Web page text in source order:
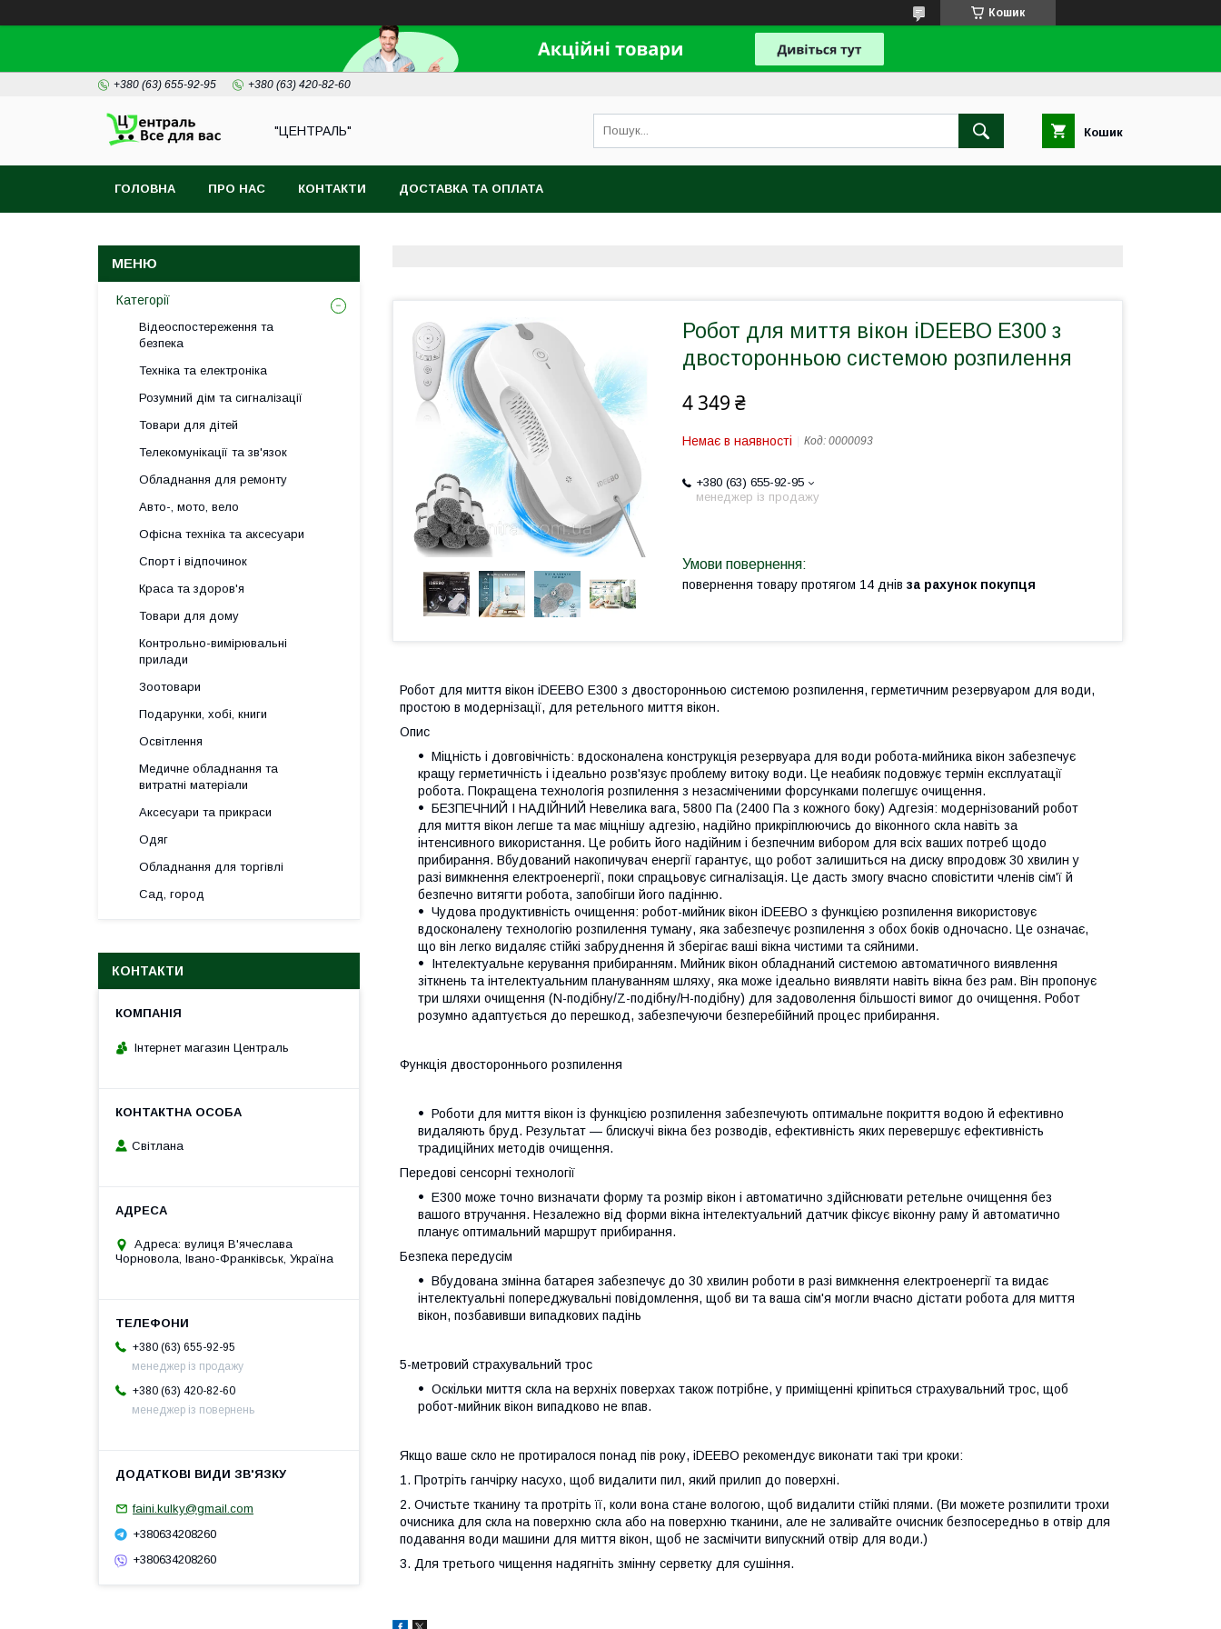
Кошик
+380 (63) 655-92-95 +380 (63) 420-82-60
"ЦЕНТРАЛЬ" Кошик
ГОЛОВНА ПРО НАС КОНТАКТИ ДОСТАВКА ТА ОПЛАТА
Робот для миття вікон iDEEBO E300 з
двосторонньою системою розпилення
4 349 ₴
Немає в наявності Код: 0000093
+380 (63) 655-92-95
менеджер із продажу
повернення товару протягом 14 днів за рахунок покупця
Робот для миття вікон iDEEBO E300 з двосторонньою системою розпилення, герметичним резервуаром для води,
простою в модернізації, для ретельного миття вікон.
Опис
Міцність і довговічність: вдосконалена конструкція резервуара для води робота-мийника вікон забезпечує
кращу герметичність і ідеально розв'язує проблему витоку води. Це неабияк подовжує термін експлуатації
робота. Покращена технологія розпилення з незасміченими форсунками полегшує очищення.
БЕЗПЕЧНИЙ І НАДІЙНИЙ Невелика вага, 5800 Па (2400 Па з кожного боку) Адгезія: модернізований робот
для миття вікон легше та має міцнішу адгезію, надійно прикріплюючись до віконного скла навіть за
інтенсивного використання. Це робить його надійним і безпечним вибором для всіх ваших потреб щодо
прибирання. Вбудований накопичувач енергії гарантує, що робот залишиться на диску впродовж 30 хвилин у
разі вимкнення електроенергії, поки спрацьовує сигналізація. Це дасть змогу вчасно сповістити членів сім'ї й
безпечно витягти робота, запобігши його падінню.
Чудова продуктивність очищення: робот-мийник вікон iDEEBO з функцією розпилення використовує
вдосконалену технологію розпилення туману, яка забезпечує розпилення з обох боків одночасно. Це означає,
що він легко видаляє стійкі забруднення й зберігає ваші вікна чистими та сяйними.
Інтелектуальне керування прибиранням. Мийник вікон обладнаний системою автоматичного виявлення
зіткнень та інтелектуальним плануванням шляху, яка може ідеально виявляти навіть вікна без рам. Він пропонує
три шляхи очищення (N-подібну/Z-подібну/H-подібну) для задоволення більшості вимог до очищення. Робот
розумно адаптується до перешкод, забезпечуючи безперебійний процес прибирання.
Функція двостороннього розпилення
Роботи для миття вікон із функцією розпилення забезпечують оптимальне покриття водою й ефективно
видаляють бруд. Результат — блискучі вікна без розводів, ефективність яких перевершує ефективність
традиційних методів очищення.
Передові сенсорні технології
E300 може точно визначати форму та розмір вікон і автоматично здійснювати ретельне очищення без
вашого втручання. Незалежно від форми вікна інтелектуальний датчик фіксує віконну раму й автоматично
планує оптимальний маршрут прибирання.
Безпека передусім
Вбудована змінна батарея забезпечує до 30 хвилин роботи в разі вимкнення електроенергії та видає
інтелектуальні попереджувальні повідомлення, щоб ви та ваша сім'я могли вчасно дістати робота для миття
вікон, позбавивши випадкових падінь
5-метровий страхувальний трос
Оскільки миття скла на верхніх поверхах також потрібне, у приміщенні кріпиться страхувальний трос, щоб
робот-мийник вікон випадково не впав.
Якщо ваше скло не протиралося понад пів року, iDEEBO рекомендує виконати такі три кроки:
1. Протріть ганчірку насухо, щоб видалити пил, який прилип до поверхні.
2. Очистьте тканину та протріть її, коли вона стане вологою, щоб видалити стійкі плями. (Ви можете розпилити трохи
очисника для скла на поверхню скла або на поверхню тканини, але не заливайте очисник безпосередньо в отвір для
подавання води машини для миття вікон, щоб не засмічити випускний отвір для води.)
3. Для третього чищення надягніть змінну серветку для сушіння.
Категорії
Відеоспостереження та
безпека
Техніка та електроніка
Розумний дім та сигналізації
Товари для дітей
Телекомунікації та зв'язок
Обладнання для ремонту
Авто-, мото, вело
Офісна техніка та аксесуари
Спорт і відпочинок
Краса та здоров'я
Товари для дому
Контрольно-вимірювальні
прилади
Зоотовари
Подарунки, хобі, книги
Освітлення
Медичне обладнання та
витратні матеріали
Аксесуари та прикраси
Одяг
Обладнання для торгівлі
Сад, город
КОНТАКТИ
Інтернет магазин Централь
Світлана
Адреса: вулиця В'ячеслава
Чорновола, Івано-Франківськ, Україна
+380 (63) 655-92-95
менеджер із продажу
+380 (63) 420-82-60
менеджер із повернень
faini.kulky@gmail.com
+380634208260
+380634208260